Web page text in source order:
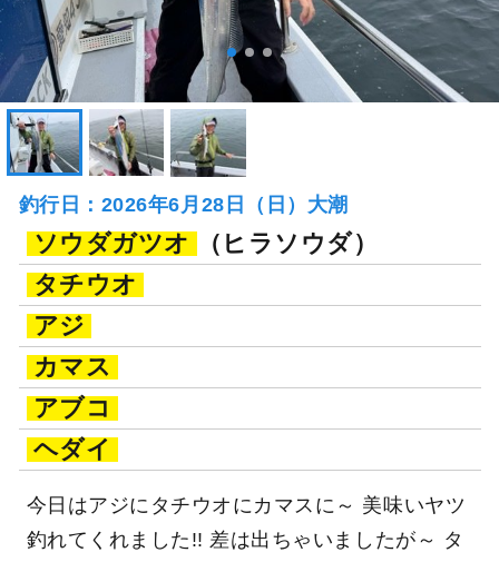
釣行日：2026年6月28日（日）大潮
ソウダガツオ
（ヒラソウダ）
タチウオ
アジ
カマス
アブコ
ヘダイ
今日はアジにタチウオにカマスに～ 美味いヤツ
釣れてくれました!! 差は出ちゃいましたが～ タ